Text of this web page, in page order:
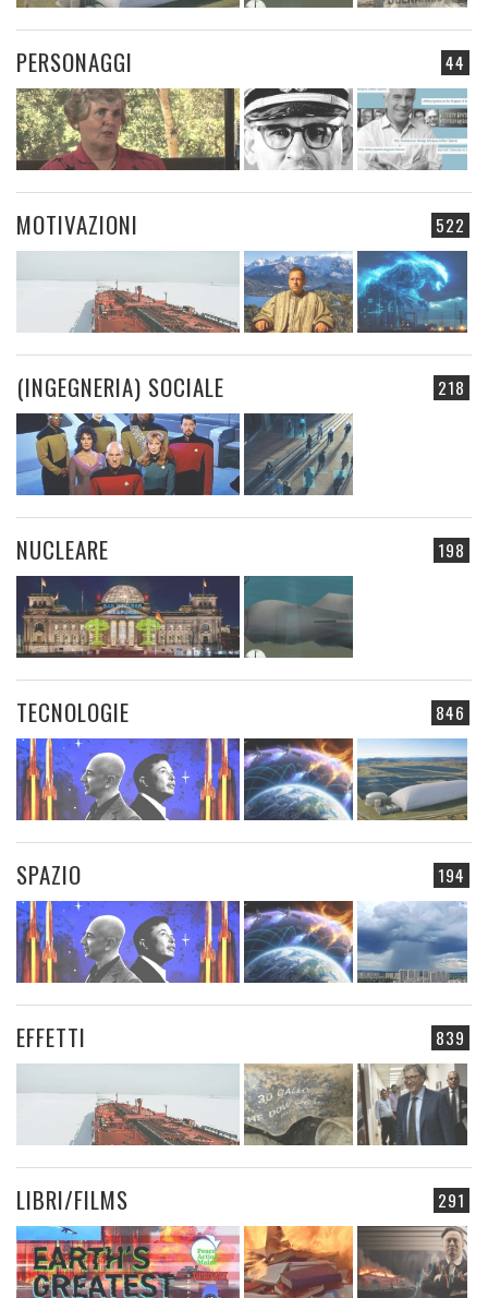
44
PERSONAGGI
522
MOTIVAZIONI
218
(INGEGNERIA) SOCIALE
198
NUCLEARE
846
TECNOLOGIE
194
SPAZIO
839
EFFETTI
291
LIBRI/FILMS